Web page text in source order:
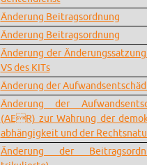
Änderung Beitrag­sor­d­nung
Änderung Beitrag­sor­d­nung
Änderung der
VS des KITs
Änderung der
Änderung der
(AER) zur Wahrung der
abhängigkeit und der
Änderung der